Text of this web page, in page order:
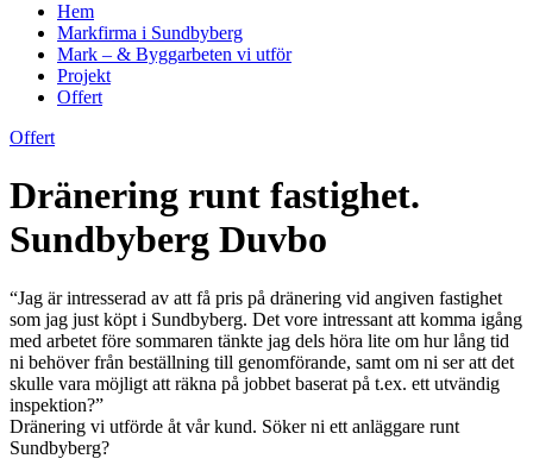
Hem
Markfirma i Sundbyberg
Mark – & Byggarbeten vi utför
Projekt
Offert
Offert
Dränering runt fastighet.
Sundbyberg Duvbo
“Jag är intresserad av att få pris på dränering vid angiven fastighet
som jag just köpt i Sundbyberg. Det vore intressant att komma igång
med arbetet före sommaren tänkte jag dels höra lite om hur lång tid
ni behöver från beställning till genomförande, samt om ni ser att det
skulle vara möjligt att räkna på jobbet baserat på t.ex. ett utvändig
inspektion?”
Dränering vi utförde åt vår kund. Söker ni ett anläggare runt
Sundbyberg?